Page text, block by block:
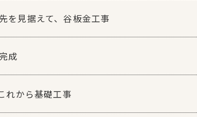
を見据えて、谷板金工事
成
れから基礎工事